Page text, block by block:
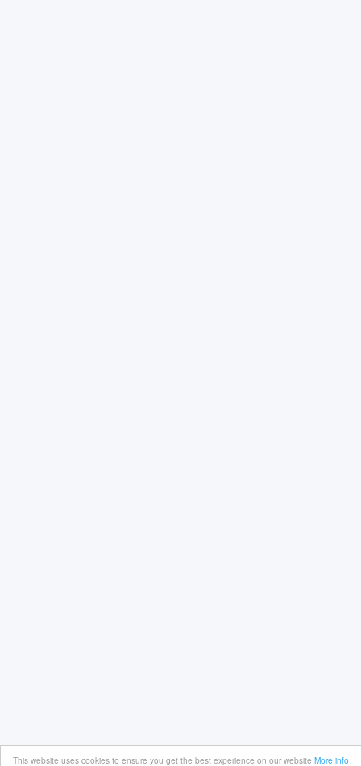
This website uses cookies to ensure you get the best experience on our website More info